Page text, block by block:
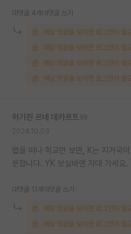
대댓글 4개 대댓글 쓰기
해당 댓글을 보려면 로그인이 필
해당 댓글을 보려면 로그인이 필
해당 댓글을 보려면 로그인이 필
해당 댓글을 보려면 로그인이 필
허기진 르네 데카르트
랩을 떠나 학교만 보면, K는 지거국
분합니다. YK 보실바엔 자대 가세요.
대댓글 11개 대댓글 쓰기
해당 댓글을 보려면 로그인이 필
해당 댓글을 보려면 로그인이 필